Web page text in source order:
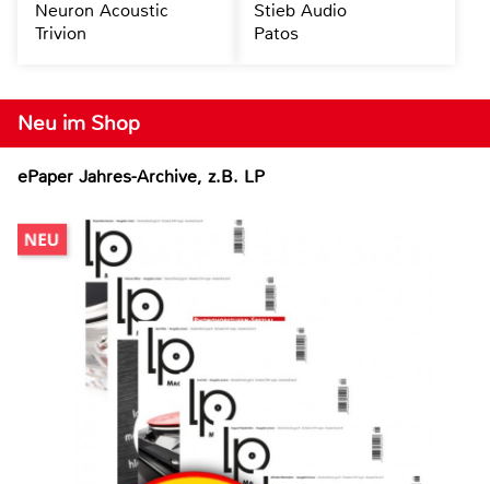
Neu im Shop
ePaper Jahres-Archive, z.B. LP
Neuron Acoustic
Trivion
Stieb Audio
Patos